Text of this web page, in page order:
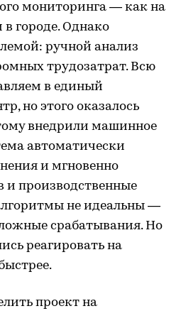
мониторинга — как на
городе. Однако
ручной анализ
трудозатрат. Всю
в единый
но этого оказалось
внедрили машинное
автоматически
и мгновенно
и производственные
не идеальны —
срабатывания. Но
реагировать на
проект на